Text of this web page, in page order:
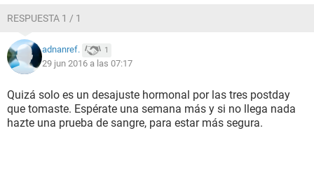
RESPUESTA 1 / 1
adnanref. 1
29 jun 2016 a las 07:17
Quizá solo es un desajuste hormonal por las tres postday
que tomaste. Espérate una semana más y si no llega nada
hazte una prueba de sangre, para estar más segura.